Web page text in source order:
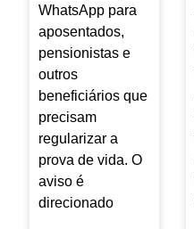
WhatsApp para
aposentados,
pensionistas e
outros
beneficiários que
precisam
regularizar a
prova de vida. O
aviso é
direcionado